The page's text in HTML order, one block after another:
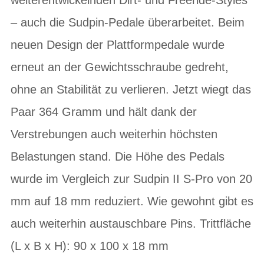
– auch die Sudpin-Pedale überarbeitet. Beim
neuen Design der Plattformpedale wurde
erneut an der Gewichtsschraube gedreht,
ohne an Stabilität zu verlieren. Jetzt wiegt das
Paar 364 Gramm und hält dank der
Verstrebungen auch weiterhin höchsten
Belastungen stand. Die Höhe des Pedals
wurde im Vergleich zur Sudpin II S-Pro von 20
mm auf 18 mm reduziert. Wie gewohnt gibt es
auch weiterhin austauschbare Pins. Trittfläche
(L x B x H): 90 x 100 x 18 mm